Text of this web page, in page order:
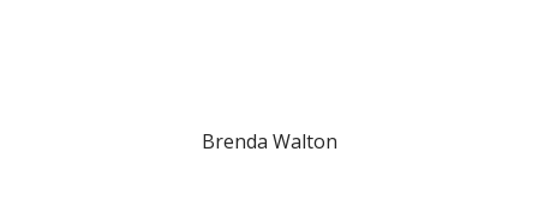
Brenda Walton